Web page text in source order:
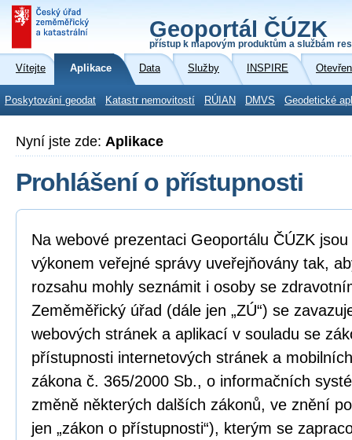
Geoportál ČÚZK
přístup k mapovým produktům a službám
Vítejte Aplikace Data Služby INSPIRE
Poskytování geodat Katastr nemovitostí RÚIAN DMVS Geodetické
Nyní jste zde: Aplikace
Prohlášení o přístupnosti
Na webové prezentaci Geoportálu ČÚZK
výkonem veřejné správy uveřejňovány tak,
rozsahu mohly seznámit i osoby se
Zeměměřický úřad (dále jen „ZÚ“) se
webových stránek a aplikací v souladu se
přístupnosti internetových stránek a
zákona č. 365/2000 Sb., o informačních
změně některých dalších zákonů, ve znění
jen „zákon o přístupnosti“), kterým se